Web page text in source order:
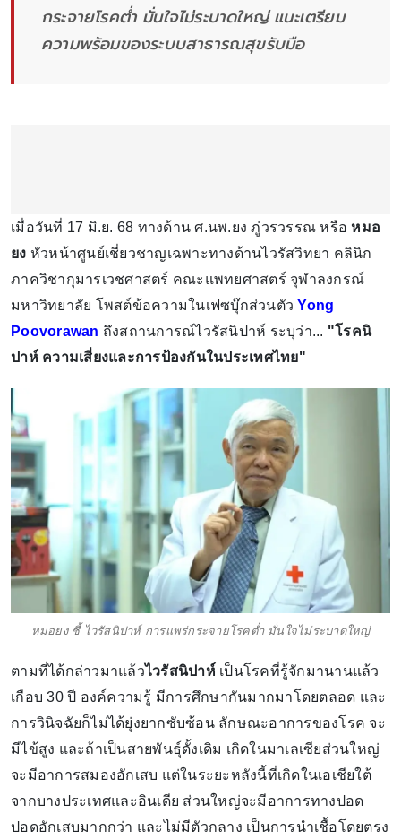
กระจายโรคต่ำ มั่นใจไม่ระบาดใหญ่ แนะเตรียม
ความพร้อมของระบบสาธารณสุขรับมือ
เมื่อวันที่ 17 มิ.ย. 68 ทางด้าน ศ.นพ.ยง ภู่วรวรรณ หรือ หมอ
ยง หัวหน้าศูนย์เชี่ยวชาญเฉพาะทางด้านไวรัสวิทยา คลินิก
ภาควิชากุมารเวชศาสตร์ คณะแพทยศาสตร์ จุฬาลงกรณ์
มหาวิทยาลัย โพสต์ข้อความในเฟซบุ๊กส่วนตัวYong
Poovorawan ถึงสถานการณ์ไวรัสนิปาห์ ระบุว่า... "โรคนิ
ปาห์ ความเสี่ยงและการป้องกันในประเทศไทย"
หมอยง ชี้ ไวรัสนิปาห์ การแพร่กระจายโรคต่ำ มั่นใจไม่ระบาดใหญ่
ตามที่ได้กล่าวมาแล้วไวรัสนิปาห์ เป็นโรคที่รู้จักมานานแล้ว
เกือบ 30 ปี องค์ความรู้ มีการศึกษากันมากมาโดยตลอด และ
การวินิจฉัยก็ไม่ได้ยุ่งยากซับซ้อน ลักษณะอาการของโรค จะ
มีไข้สูง และถ้าเป็นสายพันธุ์ดั้งเดิม เกิดในมาเลเซียส่วนใหญ่
จะมีอาการสมองอักเสบ แต่ในระยะหลังนี้ที่เกิดในเอเชียใต้
จากบางประเทศและอินเดีย ส่วนใหญ่จะมีอาการทางปอด
ปอดอักเสบมากกว่า และไม่มีตัวกลาง เป็นการนำเชื้อโดยตรง